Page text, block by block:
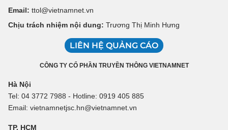
Email: ttol@vietnamnet.vn
Chịu trách nhiệm nội dung: Trương Thị Minh Hưng
LIÊN HỆ QUẢNG CÁO
CÔNG TY CỔ PHẦN TRUYỀN THÔNG VIETNAMNET
Hà Nội
Tel: 04 3772 7988 - Hotline: 0919 405 885
Email: vietnamnetjsc.hn@vietnamnet.vn
TP. HCM